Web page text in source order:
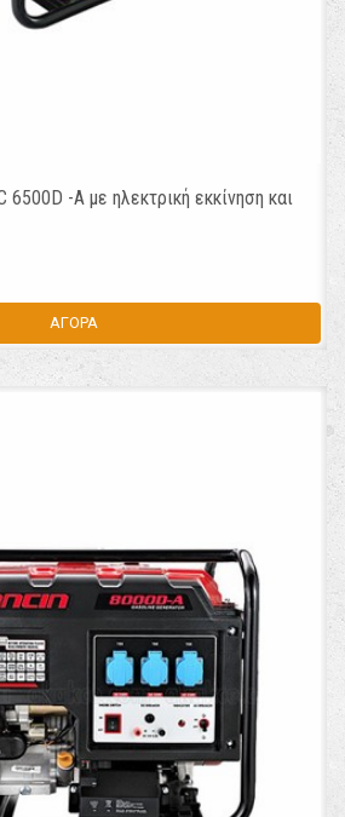
6500D -A με ηλεκτρική εκκίνηση και
ΑΓΟΡΑ